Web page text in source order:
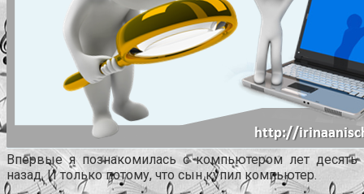
Впервые я познакомилась с компьютером лет десять
назад. И только потому, что сын купил компьютер.